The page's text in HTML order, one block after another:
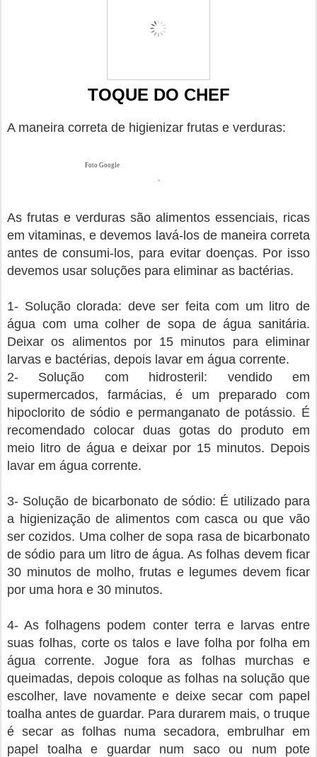
TOQUE DO CHEF
A maneira correta de higienizar frutas e verduras:
Foto Google
As frutas e verduras são alimentos essenciais, ricas
em vitaminas, e devemos lavá-los de maneira correta
antes de consumi-los, para evitar doenças. Por isso
devemos usar soluções para eliminar as bactérias.
1- Solução clorada: deve ser feita com um litro de
água com uma colher de sopa de água sanitária.
Deixar os alimentos por 15 minutos para eliminar
larvas e bactérias, depois lavar em água corrente.
2- Solução com hidrosteril: vendido em
supermercados, farmácias, é um preparado com
hipoclorito de sódio e permanganato de potássio. É
recomendado colocar duas gotas do produto em
meio litro de água e deixar por 15 minutos. Depois
lavar em água corrente.
3- Solução de bicarbonato de sódio: É utilizado para
a higienização de alimentos com casca ou que vão
ser cozidos. Uma colher de sopa rasa de bicarbonato
de sódio para um litro de água. As folhas devem ficar
30 minutos de molho, frutas e legumes devem ficar
por uma hora e 30 minutos.
4- As folhagens podem conter terra e larvas entre
suas folhas, corte os talos e lave folha por folha em
água corrente. Jogue fora as folhas murchas e
queimadas, depois coloque as folhas na solução que
escolher, lave novamente e deixe secar com papel
toalha antes de guardar. Para durarem mais, o truque
é secar as folhas numa secadora, embrulhar em
papel toalha e guardar num saco ou num pote